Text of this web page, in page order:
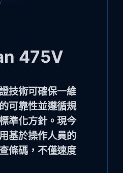
475V
技術可確保一維
可靠性並遵循規
準化方針。現今
基於操作人員的
條碼，不僅速度